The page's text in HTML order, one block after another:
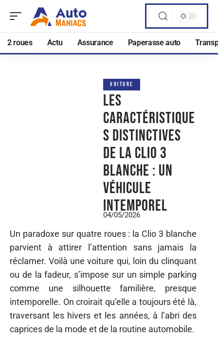
2 roues Actu Assurance Paperasse auto
VOITURE
Les
caractéristique
s distinctives
de la Clio 3
blanche : un
véhicule
intemporel
04/05/2026
Un paradoxe sur quatre roues : la Clio 3 blanche
parvient à attirer l’attention sans jamais la
réclamer. Voilà une voiture qui, loin du clinquant
ou de la fadeur, s’impose sur un simple parking
comme une silhouette familière, presque
intemporelle. On croirait qu’elle a toujours été là,
traversant les hivers et les années, à l’abri des
caprices de la mode et de la routine automobile.